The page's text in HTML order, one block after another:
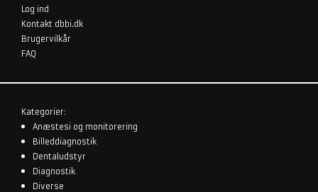
Log ind
Kontakt dbbi.dk
Brugervilkår
FAQ
Kategorier:
Anæstesi og monitorering
Billeddiagnostik
Dentaludstyr
Diagnostik
Diverse